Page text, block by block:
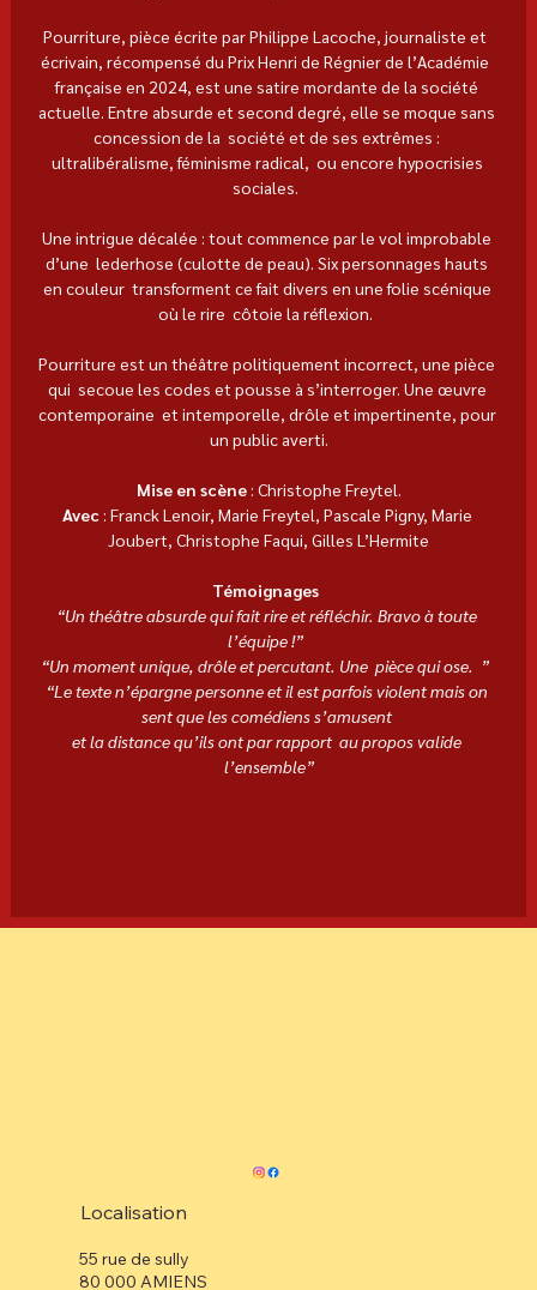
Pourriture, pièce écrite par Philippe Lacoche, journaliste et
écrivain, récompensé du Prix Henri de Régnier de l’Académie
française en 2024, est une satire mordante de la société
actuelle. Entre absurde et second degré, elle se moque sans
concession de la  société et de ses extrêmes :
ultralibéralisme, féminisme radical,  ou encore hypocrisies
sociales.
Une intrigue décalée : tout commence par le vol improbable
d’une  lederhose (culotte de peau). Six personnages hauts
en couleur  transforment ce fait divers en une folie scénique
où le rire  côtoie la réflexion.
Pourriture est un théâtre politiquement incorrect, une pièce
qui  secoue les codes et pousse à s’interroger. Une œuvre
contemporaine  et intemporelle, drôle et impertinente, pour
un public averti.
Mise en scène : Christophe Freytel.
Avec : Franck Lenoir, Marie Freytel, Pascale Pigny, Marie
Joubert, Christophe Faqui, Gilles L’Hermite
Témoignages
“Un théâtre absurde qui fait rire et réfléchir. Bravo à toute
l’équipe !”
“Un moment unique, drôle et percutant. Une  pièce qui ose.  ”
“Le texte n’épargne personne et il est parfois violent mais on
sent que les comédiens s’amusent
et la distance qu’ils ont par rapport  au propos valide
l’ensemble”
Localisation
55 rue de sully
80 000 AMIENS